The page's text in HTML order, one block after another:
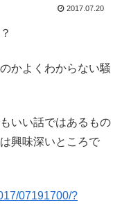
2017.07.20
かよくわからない騒
いい話ではあるもの
興味深いところで
07191700/?